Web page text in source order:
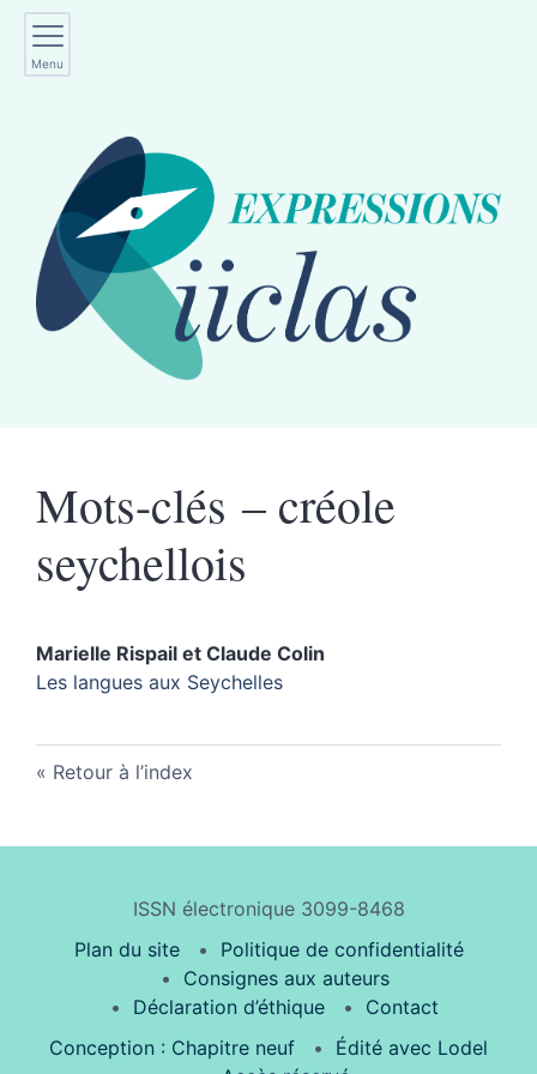
Menu
Mots-clés – créole
seychellois
Marielle Rispail et Claude Colin
Les langues aux Seychelles
Retour à l’index
ISSN électronique 3099-8468
Plan du site
Politique de confidentialité
Consignes aux auteurs
Déclaration d’éthique
Contact
Conception : Chapitre neuf
Édité avec Lodel